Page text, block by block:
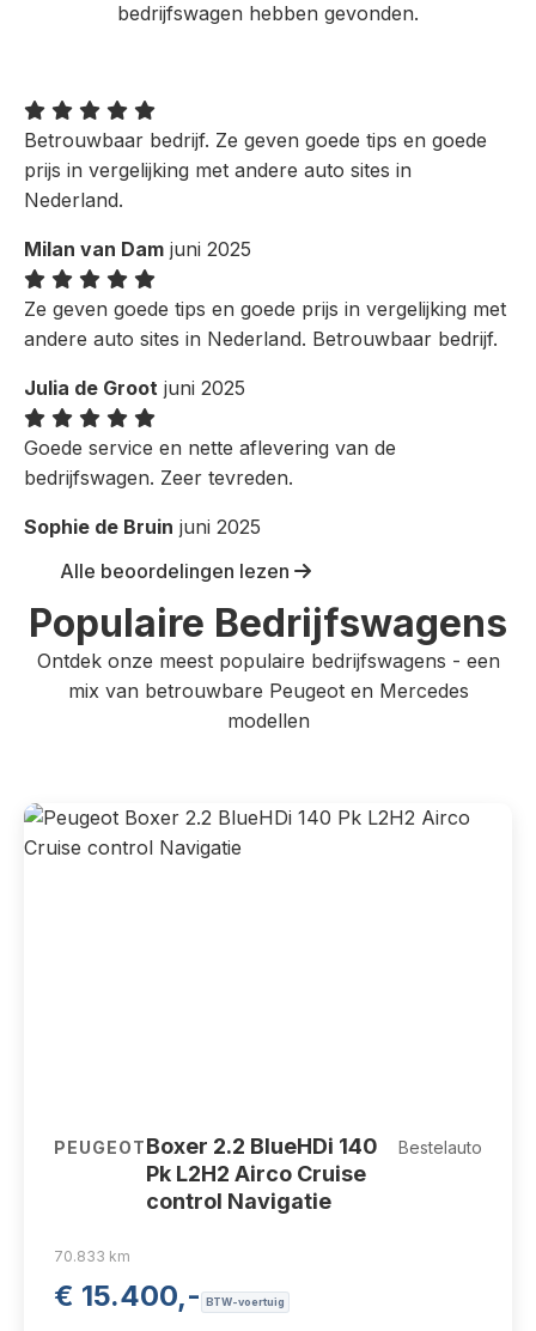
bedrijfswagen hebben gevonden.
Betrouwbaar bedrijf. Ze geven goede tips en goede
prijs in vergelijking met andere auto sites in
Nederland.
Milan van Dam juni 2025
Ze geven goede tips en goede prijs in vergelijking met
andere auto sites in Nederland. Betrouwbaar bedrijf.
Julia de Groot juni 2025
Goede service en nette aflevering van de
bedrijfswagen. Zeer tevreden.
Sophie de Bruin juni 2025
Alle beoordelingen lezen
Populaire Bedrijfswagens
Ontdek onze meest populaire bedrijfswagens - een
mix van betrouwbare Peugeot en Mercedes
modellen
PEUGEOTBoxer 2.2 BlueHDi 140
Pk L2H2 Airco Cruise
control Navigatie
Bestelauto
70.833 km
€ 15.400,- BTW-voertuig